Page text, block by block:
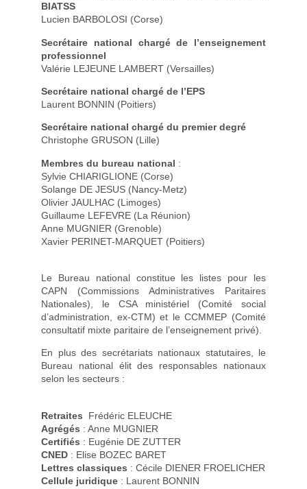
BIATSS
Lucien BARBOLOSI (Corse)
Secrétaire national chargé de l’enseignement
professionnel
Valérie LEJEUNE LAMBERT (Versailles)
Secrétaire national chargé de l’EPS
Laurent BONNIN (Poitiers)
Secrétaire national chargé du premier degré
Christophe GRUSON (Lille)
Membres du bureau national :
Sylvie CHIARIGLIONE (Corse)
Solange DE JESUS (Nancy-Metz)
Olivier JAULHAC (Limoges)
Guillaume LEFEVRE (La Réunion)
Anne MUGNIER (Grenoble)
Xavier PERINET-MARQUET (Poitiers)
Le Bureau national constitue les listes pour les
CAPN (Commissions Administratives Paritaires
Nationales), le CSA ministériel (Comité social
d’administration, ex-CTM) et le CCMMEP (Comité
consultatif mixte paritaire de l’enseignement privé).
En plus des secrétariats nationaux statutaires, le
Bureau national élit des responsables nationaux
selon les secteurs :
Retraites Frédéric ELEUCHE
Agrégés : Anne MUGNIER
Certifiés : Eugénie DE ZUTTER
CNED : Elise BOZEC BARET
Lettres classiques : Cécile DIENER FROELICHER
Cellule juridique : Laurent BONNIN